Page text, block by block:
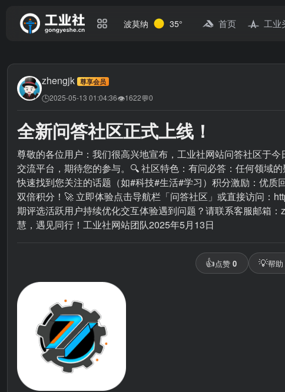
波莫纳 35° 首页 工业
zhengjk 尊享会员
🕒2025-05-13 01:04:36👁1622💬0
全新问答社区正式上线！
尊敬的各位用户：我们很高兴地宣布，工业社网站问答社区于
交流平台，期待您的参与。🔍 社区特色：有问必答：任何领域
快速找到您关注的话题（如#科技#生活#学习）积分激励：优
双倍积分！🚀 立即体验点击导航栏「问答社区」或直接访问：
期评选活跃用户持续优化交互体验遇到问题？请联系客服邮箱
慧，遇见同行！工业社网站团队2025年5月13日
👍点赞 0 💡帮助